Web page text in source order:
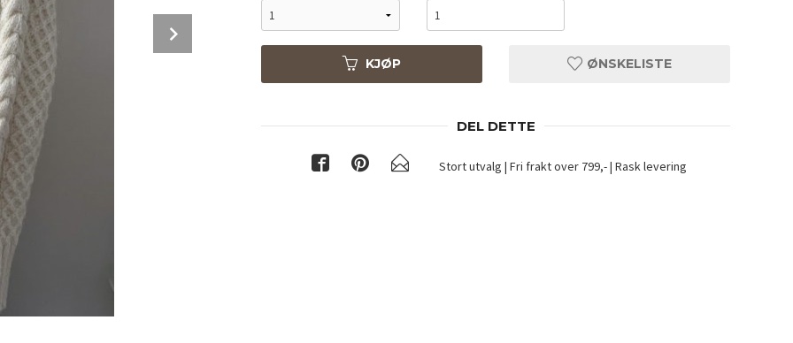
KJØP ØNSKELISTE
DEL DETTE
Stort utvalg | Fri frakt over 799,- | Rask levering